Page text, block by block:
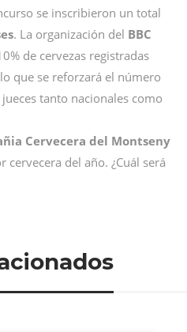
se inscribieron un total
. La organización del BBC
de cervezas registradas
que se reforzará el número
tanto nacionales como
Cervecera del Montseny
del año. ¿Cuál será